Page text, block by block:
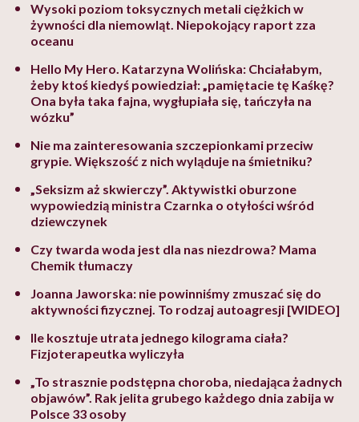
Wysoki poziom toksycznych metali ciężkich w
żywności dla niemowląt. Niepokojący raport zza
oceanu
Hello My Hero. Katarzyna Wolińska: Chciałabym,
żeby ktoś kiedyś powiedział: „pamiętacie tę Kaśkę?
Ona była taka fajna, wygłupiała się, tańczyła na
wózku”
Nie ma zainteresowania szczepionkami przeciw
grypie. Większość z nich wyląduje na śmietniku?
„Seksizm aż skwierczy”. Aktywistki oburzone
wypowiedzią ministra Czarnka o otyłości wśród
dziewczynek
Czy twarda woda jest dla nas niezdrowa? Mama
Chemik tłumaczy
Joanna Jaworska: nie powinniśmy zmuszać się do
aktywności fizycznej. To rodzaj autoagresji [WIDEO]
Ile kosztuje utrata jednego kilograma ciała?
Fizjoterapeutka wyliczyła
„To strasznie podstępna choroba, niedająca żadnych
objawów”. Rak jelita grubego każdego dnia zabija w
Polsce 33 osoby